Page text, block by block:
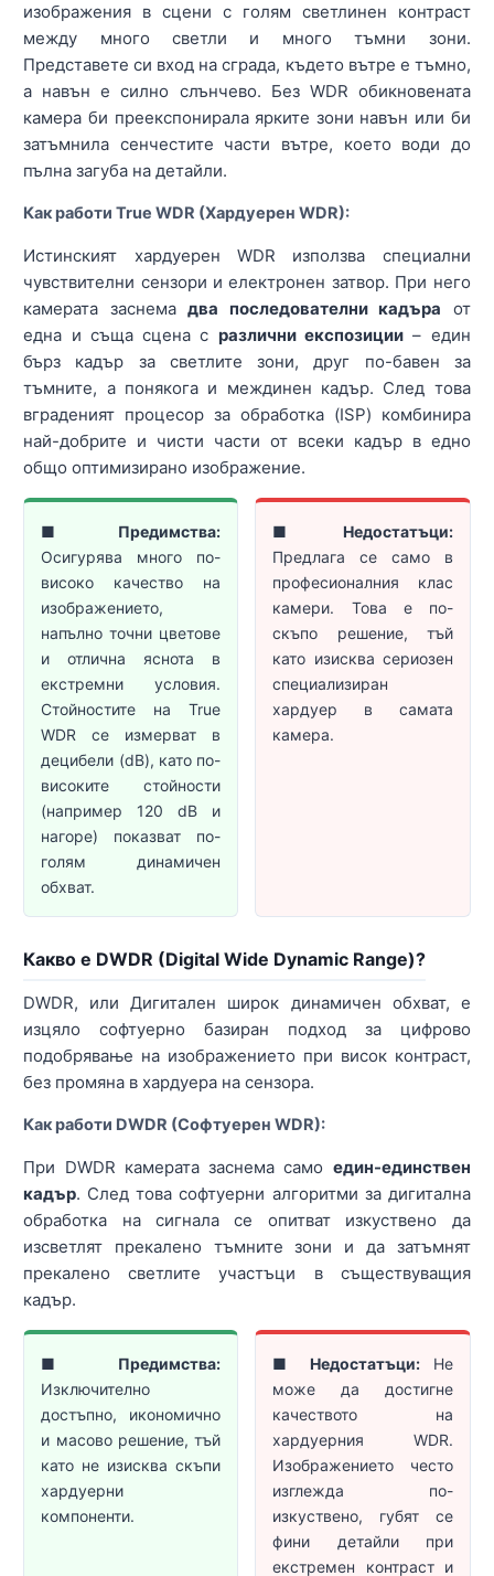
изображения в сцени с голям светлинен контраст
между много светли и много тъмни зони.
Представете си вход на сграда, където вътре е тъмно,
а навън е силно слънчево. Без WDR обикновената
камера би преекспонирала ярките зони навън или би
затъмнила сенчестите части вътре, което води до
пълна загуба на детайли.
Как работи True WDR (Хардуерен WDR):
Истинският хардуерен WDR използва специални
чувствителни сензори и електронен затвор. При него
камерата заснемадва последователни кадъра от
една и съща сцена с различни експозиции – един
бърз кадър за светлите зони, друг по-бавен за
тъмните, а понякога и междинен кадър. След това
вграденият процесор за обработка (ISP) комбинира
най-добрите и чисти части от всеки кадър в едно
общо оптимизирано изображение.
■ Предимства:
Осигурява много по-
високо качество на
изображението,
напълно точни цветове
и отлична яснота в
екстремни условия.
Стойностите на True
WDR се измерват в
децибели (dB), като по-
високите стойности
(например 120 dB и
нагоре) показват по-
голям динамичен
обхват.
■ Недостатъци:
Предлага се само в
професионалния клас
камери. Това е по-
скъпо решение, тъй
като изисква сериозен
специализиран
хардуер в самата
камера.
Какво е DWDR (Digital Wide Dynamic Range)?
DWDR, или Дигитален широк динамичен обхват, е
изцяло софтуерно базиран подход за цифрово
подобрявање на изображението при висок контраст,
без промяна в хардуера на сензора.
Как работи DWDR (Софтуерен WDR):
При DWDR камерата заснема само един-единствен
кадър. След това софтуерни алгоритми за дигитална
обработка на сигнала се опитват изкуствено да
изсветлят прекалено тъмните зони и да затъмнят
прекалено светлите участъци в съществуващия
кадър.
■ Предимства:
Изключително
достъпно, икономично
и масово решение, тъй
като не изисква скъпи
хардуерни
компоненти.
■ Недостатъци:Не
може да достигне
качеството на
хардуерния WDR.
Изображението често
изглежда по-
изкуствено, губят се
фини детайли при
екстремен контраст и